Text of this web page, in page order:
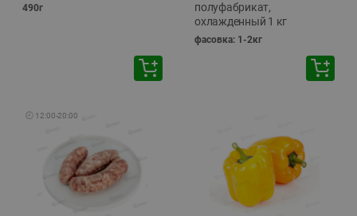
490г
полуфабрикат,
охлажденный 1 кг
фасовка: 1-2кг
🕘 12:00-20:00